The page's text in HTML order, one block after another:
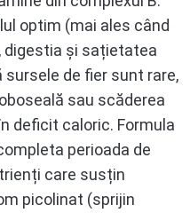
optim (mai ales când
digestia și sațietatea
de fier sunt rare,
sau scăderea
deficit caloric. Formula
perioada de
care susțin
picolinat (sprijin